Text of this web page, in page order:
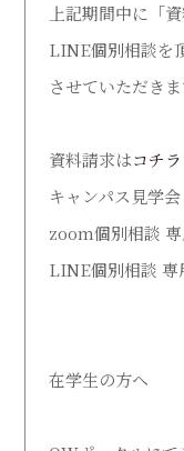
オープンキャン
Open Campus
受験生の方
受験生の方
上記期間中に「
LINE個別相談を
させていただきま
資料請求はコチラ
キャンパス見学
zoom個別相談
LINE個別相談 専
在学生の方へ